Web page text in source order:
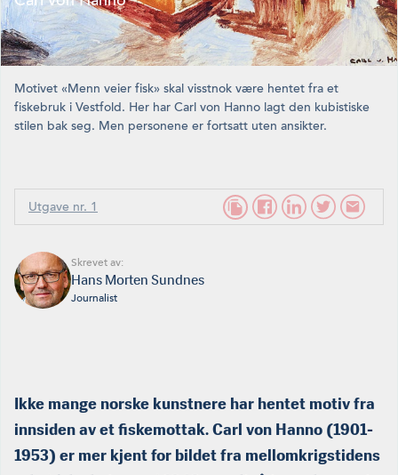
Motivet «Menn veier fisk» skal visstnok være hentet fra et
fiskebruk i Vestfold. Her har Carl von Hanno lagt den kubistiske
stilen bak seg. Men personene er fortsatt uten ansikter.
Utgave nr. 1
Skrevet av:
Hans Morten Sundnes
Journalist
Ikke mange norske kunstnere har hentet motiv fra
innsiden av et fiskemottak. Carl von Hanno (1901-
1953) er mer kjent for bildet fra mellomkrigstidens